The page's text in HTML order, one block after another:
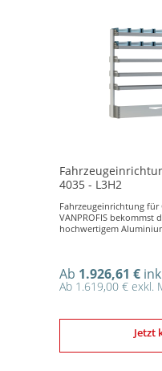
4035 - L3H2
Fahrzeugeinrichtung für
VANPROFIS bekommst
hochwertigem
Nutzlast und bei E-
Reichweite. Kinderleichter Aufbau Die
Fahrzeugeinrichtung
dich davon, indem du
Aluminium vs. Stahl Bei
Aluminium hast du
Ab 1.926,61 €
Ab 1.619,00 € exkl.
Jetzt